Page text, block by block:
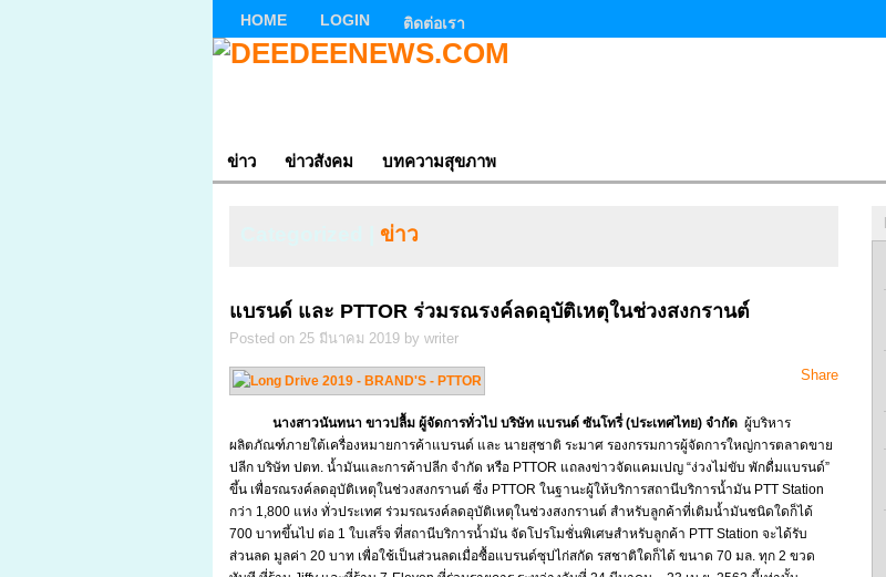
HOME LOGIN ติดต่อเรา
ข่าว ข่าวสังคม บทความสุขภาพ
ข่าว
แบรนด์ และ PTTOR ร่วมรณรงค์ลดอุบัติเหตุในช่วงสงกรานต์
Posted on 25 มีนาคม 2019 by writer
Share
นางสาวนันทนา ขาวปลื้ม ผู้จัดการทั่วไป บริษัท แบรนด์ ซันโทรี่ (ประเทศไทย) จำกัด ผู้บริหาร
ผลิตภัณฑ์ภายใต้เครื่องหมายการค้าแบรนด์ และ นายสุชาติ ระมาศ รองกรรมการผู้จัดการใหญ่การตลาดขาย
ปลีก บริษัท ปตท. น้ำมันและการค้าปลีก จำกัด หรือ PTTOR แถลงข่าวจัดแคมเปญ “ง่วงไม่ขับ พักดื่มแบรนด์”
ขึ้น เพื่อรณรงค์ลดอุบัติเหตุในช่วงสงกรานต์ ซึ่ง PTTOR ในฐานะผู้ให้บริการสถานีบริการน้ำมัน PTT Station
กว่า 1,800 แห่ง ทั่วประเทศ ร่วมรณรงค์ลดอุบัติเหตุในช่วงสงกรานต์ สำหรับลูกค้าที่เติมน้ำมันชนิดใดก็ได้
700 บาทขึ้นไป ต่อ 1 ใบเสร็จ ที่สถานีบริการน้ำมัน จัดโปรโมชั่นพิเศษสำหรับลูกค้า PTT Station จะได้รับ
ส่วนลด มูลค่า 20 บาท เพื่อใช้เป็นส่วนลดเมื่อซื้อแบรนด์ซุปไก่สกัด รสชาติใดก็ได้ ขนาด 70 มล. ทุก 2 ขวด